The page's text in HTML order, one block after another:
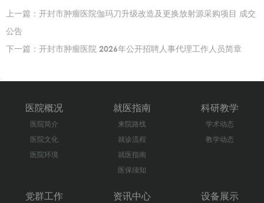
上一篇： 开封市肿瘤医院伽玛刀升级改造及更换放射源采购项目 成交
公告
下一篇： 开封市肿瘤医院 2026年公开招聘人事代理工作人员简章
医院概况
医院简介
医院文化
医院环境
就医指南
来院路线
就诊流程
就医指南
医保须知
科研教学
学术动态
教学动态
党群工作 资讯中心 设备展示